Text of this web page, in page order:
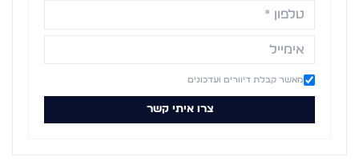
מאשר קבלת דיוורים ועדכונים
צרו איתי קשר